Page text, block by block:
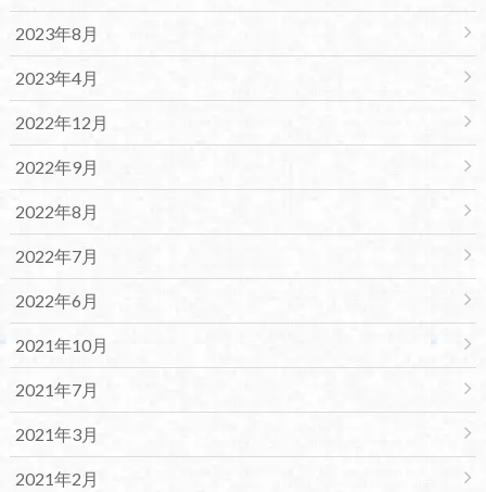
2023年8月
2023年4月
2022年12月
2022年9月
2022年8月
2022年7月
2022年6月
2021年10月
2021年7月
2021年3月
2021年2月